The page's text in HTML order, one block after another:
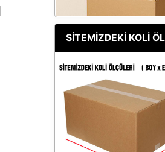
SİTEMİZDEKİ KOLİ